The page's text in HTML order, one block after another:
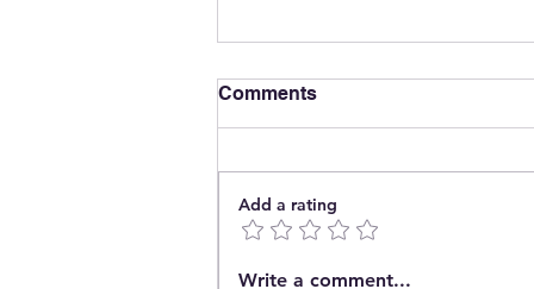
The End of Energy
Comments
Add a rating
Write a comment...